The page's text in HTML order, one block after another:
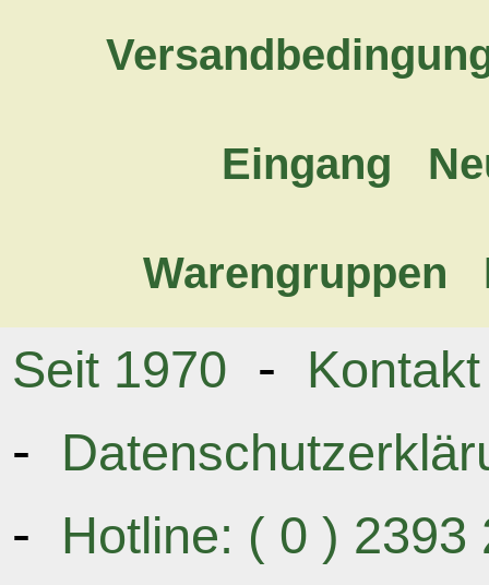
Eingang
Warengruppen
Seit 1970 - Kontakt
-
- Hotline: ( 0 )